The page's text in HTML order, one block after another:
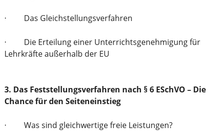
· Das Gleichstellungsverfahren
· Die Erteilung einer Unterrichtsgenehmigung für
Lehrkräfte außerhalb der EU
3. Das Feststellungsverfahren nach § 6 ESchVO – Die
Chance für den Seiteneinstieg
· Was sind gleichwertige freie Leistungen?